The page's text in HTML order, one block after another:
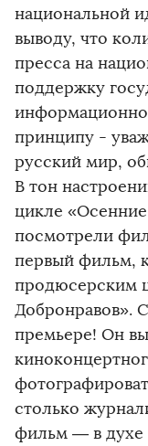
национальной
выводу, что
пресса на
поддержку
принципу -
русский мир,
В тон
цикле
посмотрели
первый фильм,
продюсерским
Добронравов».
премьере! Он
столько
фильм — в духе